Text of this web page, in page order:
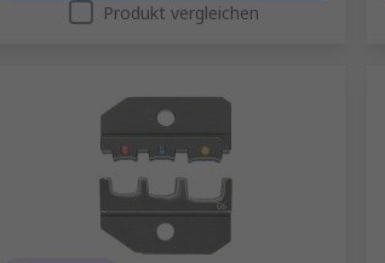
Produkt vergleichen